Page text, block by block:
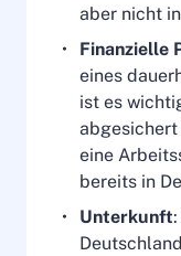
aber nicht
Finanzielle
eines
ist es
abgesichert
eine
bereits in
Unterkunft